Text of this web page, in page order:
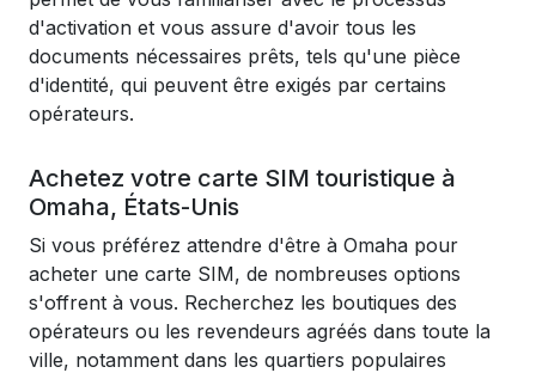
d'activation et vous assure d'avoir tous les
documents nécessaires prêts, tels qu'une pièce
d'identité, qui peuvent être exigés par certains
opérateurs.
Achetez votre carte SIM touristique à
Omaha, États-Unis
Si vous préférez attendre d'être à Omaha pour
acheter une carte SIM, de nombreuses options
s'offrent à vous. Recherchez les boutiques des
opérateurs ou les revendeurs agréés dans toute la
ville, notamment dans les quartiers populaires